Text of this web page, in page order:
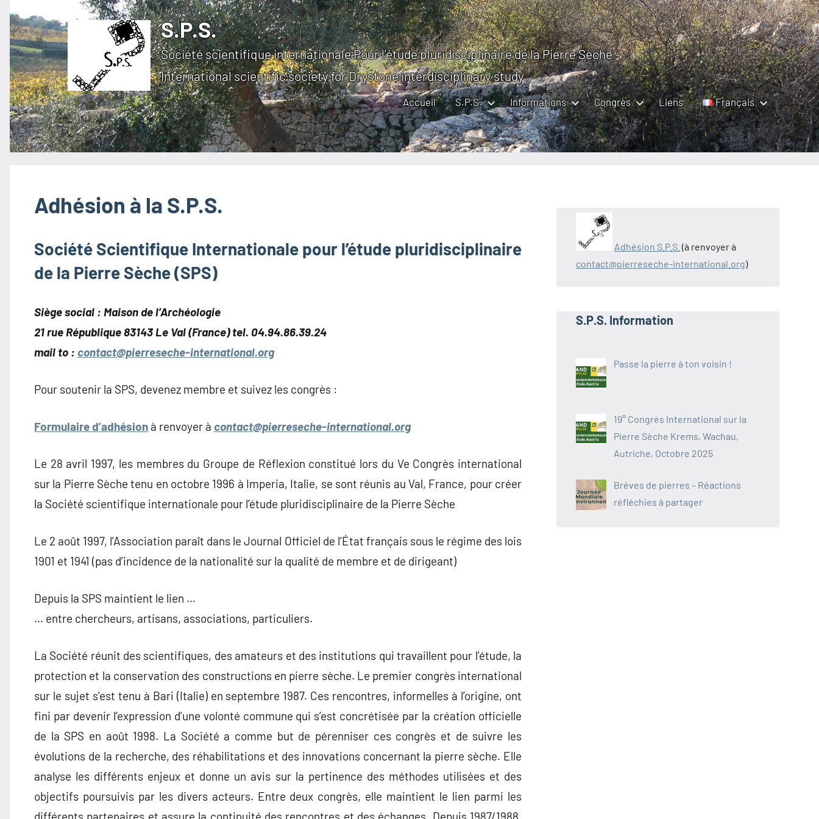
au
contenu
S.P.S.
Société scientifique internationale Pour l'étude pluridisciplinaire de la Pierre Sèche –
International scientific society for Drystone interdisciplinary study
Accueil S.P.S. Informations Congrès Liens Français
Adhésion à la S.P.S.
Société Scientifique Internationale pour l’étude pluridisciplinaire
de la Pierre Sèche (SPS)
Siège social : Maison de l’Archéologie
21 rue République 83143 Le Val (France) tel. 04.94.86.39.24
mail to : contact@pierreseche-international.org
Pour soutenir la SPS, devenez membre et suivez les congrès :
Formulaire d’adhésion à renvoyer à contact@pierreseche-international.org
Le 28 avril 1997, les membres du Groupe de Réflexion constitué lors du Ve Congrès international
sur la Pierre Sèche tenu en octobre 1996 à Imperia, Italie, se sont réunis au Val, France, pour créer
la Société scientifique internationale pour l’étude pluridisciplinaire de la Pierre Sèche
Le 2 août 1997, l’Association paraît dans le Journal Officiel de l’État français sous le régime des lois
1901 et 1941 (pas d’incidence de la nationalité sur la qualité de membre et de dirigeant)
Depuis la SPS maintient le lien …
… entre chercheurs, artisans, associations, particuliers.
La Société réunit des scientifiques, des amateurs et des institutions qui travaillent pour l’étude, la
protection et la conservation des constructions en pierre sèche. Le premier congrès international
sur le sujet s’est tenu à Bari (Italie) en septembre 1987. Ces rencontres, informelles à l’origine, ont
fini par devenir l’expression d’une volonté commune qui s’est concrétisée par la création officielle
de la SPS en août 1998. La Société a comme but de pérenniser ces congrès et de suivre les
évolutions de la recherche, des réhabilitations et des innovations concernant la pierre sèche. Elle
analyse les différents enjeux et donne un avis sur la pertinence des méthodes utilisées et des
objectifs poursuivis par les divers acteurs. Entre deux congrès, elle maintient le lien parmi les
Adhésion S.P.S. (à renvoyer à
contact@pierreseche-international.org)
S.P.S. Information
Passe la pierre à ton voisin !
19° Congrès International sur la
Pierre Sèche Krems, Wachau,
Autriche, Octobre 2025
Brèves de pierres – Réactions
réfléchies à partager